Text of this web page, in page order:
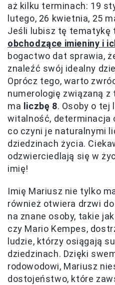
aż kilku terminach: 19
lutego, 26 kwietnia, 25
Jeśli lubisz tę tematykę
obchodzące imieniny i
bogactwo dat sprawia,
znaleźć swój idealny
Oprócz tego, warto
numerologię związaną
ma liczbę 8. Osoby o
witalność, determinacja
co czyni je naturalnymi
dziedzinach życia.
odzwierciedlają się w
imię!
Imię Mariusz nie tylko
również otwiera drzwi
na znane osoby, takie
czy Mario Kempes,
ludzie, którzy osiągają
dziedzinach. Dzięki
rodowodowi, Mariusz
dostojeństwo, które